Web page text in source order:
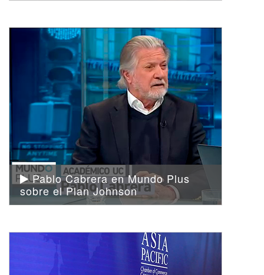
Pablo Cabrera en Mundo Plus
sobre el Plan Johnson